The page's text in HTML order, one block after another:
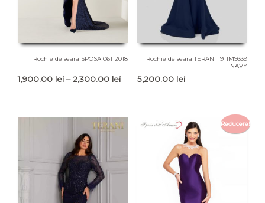
Rochie de seara SPOSA 06112018
1,900.00 lei – 2,300.00 leiInterval
până
Rochie de seara TERANI 1911M9339
NAVY
5,200.00 lei
Reducere!